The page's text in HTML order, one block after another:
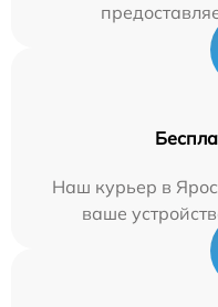
Наш курьер в
ваше